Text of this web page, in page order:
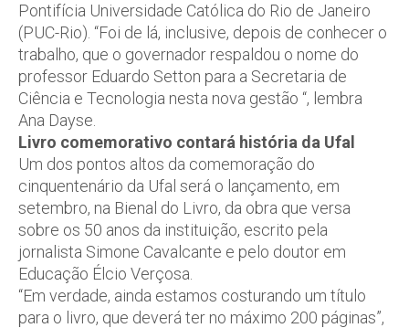
Pontifícia Universidade Católica do Rio de Janeiro
(PUC-Rio). “Foi de lá, inclusive, depois de conhecer o
trabalho, que o governador respaldou o nome do
professor Eduardo Setton para a Secretaria de
Ciência e Tecnologia nesta nova gestão “, lembra
Ana Dayse.
Livro comemorativo contará história da Ufal
Um dos pontos altos da comemoração do
cinquentenário da Ufal será o lançamento, em
setembro, na Bienal do Livro, da obra que versa
sobre os 50 anos da instituição, escrito pela
jornalista Simone Cavalcante e pelo doutor em
Educação Élcio Verçosa.
“Em verdade, ainda estamos costurando um título
para o livro, que deverá ter no máximo 200 páginas”,